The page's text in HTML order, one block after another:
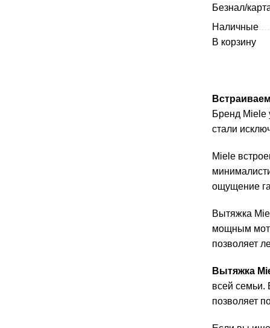
Безнал/
Наличные
В корзину
Бренд Miele
стали
Miele
ощущение
Вытяжка
мощным
позволяет
Вытяжка
всей семьи.
позволяет